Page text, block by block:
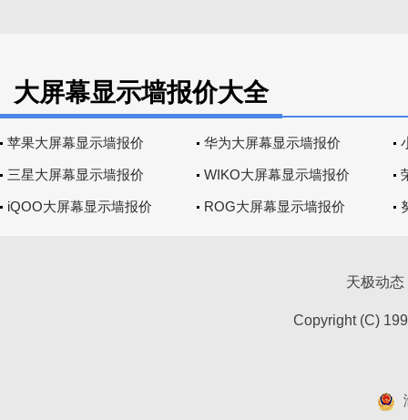
大屏幕显示墙报价大全
苹果大屏幕显示墙报价 华为大屏幕显示墙报价
三星大屏幕显示墙报价 WIKO大屏幕显示墙报价
iQOO大屏幕显示墙报价 ROG大屏幕显示墙报价
天极动态
Copyright (C)